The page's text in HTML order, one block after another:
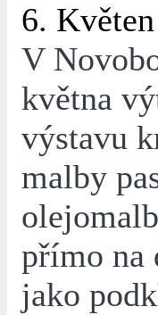
6.
V
května
výstavu
malby
přímo na
jako